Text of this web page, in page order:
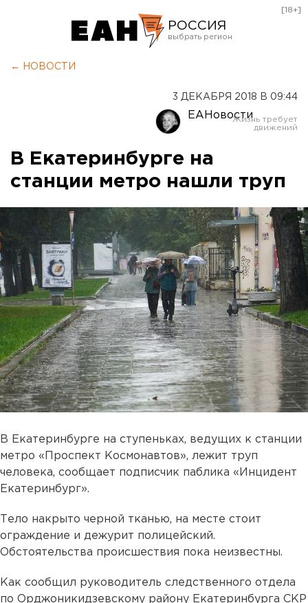
РОССИЯ
Оренбург
[18+]
← НОВОСТИ
3 ДЕКАБРЯ 2018 В 09:44
ЕАНовости
В Екатеринбурге на
станции метро нашли труп
В Екатеринбурге на ступеньках, ведущих к станции
метро «Проспект Космонавтов», лежит труп
человека, сообщает подписчик паблика «Инцидент
Екатеринбург».
Тело накрыто черной тканью, на месте стоит
ограждение и дежурит полицейский.
Обстоятельства происшествия пока неизвестны.
Как сообщил руководитель следственного отдела
по Орджоникидзевскому району Екатеринбурга СКР